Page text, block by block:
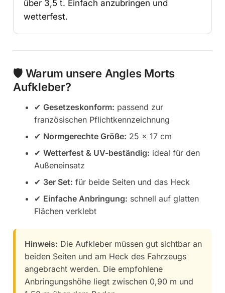
über 3,5 t. Einfach anzubringen und
wetterfest.
🛡️ Warum unsere Angles Morts
Aufkleber?
✔ Gesetzeskonform: passend zur
französischen Pflichtkennzeichnung
✔ Normgerechte Größe: 25 × 17 cm
✔ Wetterfest & UV-beständig: ideal für den
Außeneinsatz
✔ 3er Set: für beide Seiten und das Heck
✔ Einfache Anbringung: schnell auf glatten
Flächen verklebt
Hinweis: Die Aufkleber müssen gut sichtbar an
beiden Seiten und am Heck des Fahrzeugs
angebracht werden. Die empfohlene
Anbringungshöhe liegt zwischen 0,90 m und